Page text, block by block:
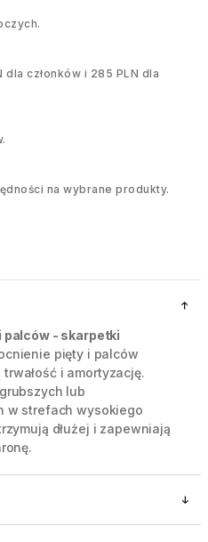
dla członków i 285 PLN dla
na wybrane produkty.
palców - skarpetki
pięty i palców
i amortyzację.
lub
w strefach wysokiego
dłużej i zapewniają